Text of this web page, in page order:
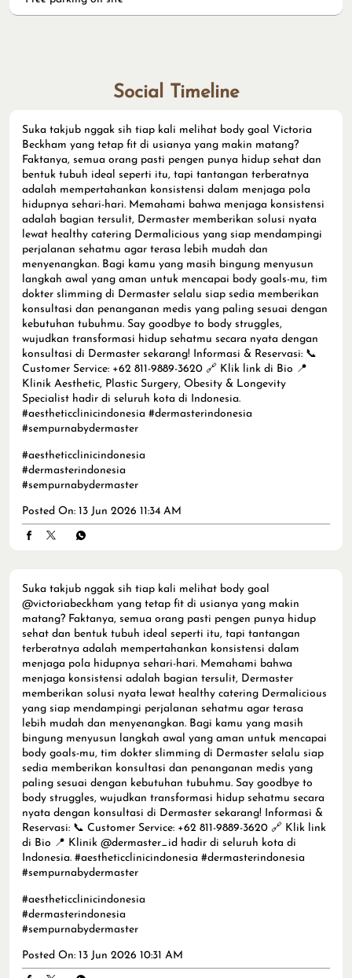
Social Timeline
Suka takjub nggak sih tiap kali melihat body goal Victoria
Beckham yang tetap fit di usianya yang makin matang?
Faktanya, semua orang pasti pengen punya hidup sehat dan
bentuk tubuh ideal seperti itu, tapi tantangan terberatnya
adalah mempertahankan konsistensi dalam menjaga pola
hidupnya sehari-hari. Memahami bahwa menjaga konsistensi
adalah bagian tersulit, Dermaster memberikan solusi nyata
lewat healthy catering Dermalicious yang siap mendampingi
perjalanan sehatmu agar terasa lebih mudah dan
menyenangkan. Bagi kamu yang masih bingung menyusun
langkah awal yang aman untuk mencapai body goals-mu, tim
dokter slimming di Dermaster selalu siap sedia memberikan
konsultasi dan penanganan medis yang paling sesuai dengan
kebutuhan tubuhmu. Say goodbye to body struggles,
wujudkan transformasi hidup sehatmu secara nyata dengan
konsultasi di Dermaster sekarang! Informasi & Reservasi: 📞
Customer Service: +62 811-9889-3620 🔗 Klik link di Bio 📍
Klinik Aesthetic, Plastic Surgery, Obesity & Longevity
Specialist hadir di seluruh kota di Indonesia.
#aestheticclinicindonesia #dermasterindonesia
#sempurnabydermaster
#aestheticclinicindonesia
#dermasterindonesia
#sempurnabydermaster
Posted On: 13 Jun 2026 11:34 AM
Suka takjub nggak sih tiap kali melihat body goal
@victoriabeckham yang tetap fit di usianya yang makin
matang? Faktanya, semua orang pasti pengen punya hidup
sehat dan bentuk tubuh ideal seperti itu, tapi tantangan
terberatnya adalah mempertahankan konsistensi dalam
menjaga pola hidupnya sehari-hari. Memahami bahwa
menjaga konsistensi adalah bagian tersulit, Dermaster
memberikan solusi nyata lewat healthy catering Dermalicious
yang siap mendampingi perjalanan sehatmu agar terasa
lebih mudah dan menyenangkan. Bagi kamu yang masih
bingung menyusun langkah awal yang aman untuk mencapai
body goals-mu, tim dokter slimming di Dermaster selalu siap
sedia memberikan konsultasi dan penanganan medis yang
paling sesuai dengan kebutuhan tubuhmu. Say goodbye to
body struggles, wujudkan transformasi hidup sehatmu secara
nyata dengan konsultasi di Dermaster sekarang! Informasi &
Reservasi: 📞 Customer Service: +62 811-9889-3620 🔗 Klik link
di Bio 📍 Klinik @dermaster_id hadir di seluruh kota di
Indonesia. #aestheticclinicindonesia #dermasterindonesia
#sempurnabydermaster
#aestheticclinicindonesia
#dermasterindonesia
#sempurnabydermaster
Posted On: 13 Jun 2026 10:31 AM